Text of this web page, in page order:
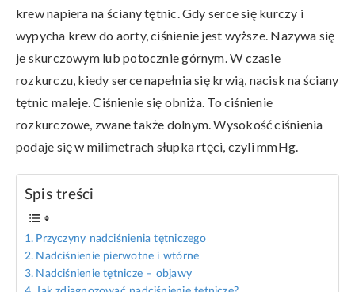
krew napiera na ściany tętnic. Gdy serce się kurczy i
wypycha krew do aorty, ciśnienie jest wyższe. Nazywa się
je skurczowym lub potocznie górnym. W czasie
rozkurczu, kiedy serce napełnia się krwią, nacisk na ściany
tętnic maleje. Ciśnienie się obniża. To ciśnienie
rozkurczowe, zwane także dolnym. Wysokość ciśnienia
podaje się w milimetrach słupka rtęci, czyli mmHg.
Spis treści
Przyczyny nadciśnienia tętniczego
Nadciśnienie pierwotne i wtórne
Nadciśnienie tętnicze – objawy